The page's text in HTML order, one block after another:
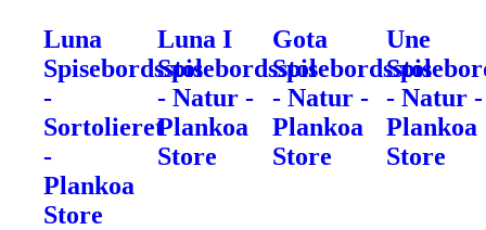
Luna
Spisebordsstol
-
Sortolieret
-
Plankoa
Store
Luna I
Spisebordsstol
- Natur -
Plankoa
Store
Gota
Spisebordsstol
- Natur -
Plankoa
Store
Une
- Natur -
Plankoa
Store